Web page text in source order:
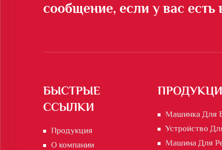
сообщение, если у вас есть
БЫСТРЫЕ
ССЫЛКИ
Продукция
О компании
Машинка Для
Устройство
Машина Для